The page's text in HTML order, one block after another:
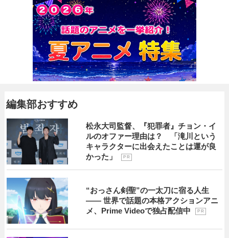
編集部おすすめ
松永大司監督、『犯罪者』チョン・イ
ルのオファー理由は？ 「滝川という
キャラクターに出会えたことは運が良
かった」
P R
“おっさん剣聖”の一太刀に宿る人生
―― 世界で話題の本格アクションアニ
メ、Prime Videoで独占配信中
P R